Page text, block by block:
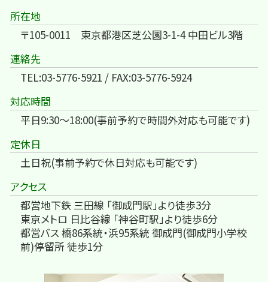
所在地
〒105-0011 東京都港区芝公園3-1-4 中田ビル3階
連絡先
TEL:03-5776-5921 / FAX:03-5776-5924
対応時間
平日9:30～18:00(事前予約で時間外対応も可能です)
定休日
土日祝(事前予約で休日対応も可能です)
アクセス
都営地下鉄 三田線 「御成門駅」より徒歩3分
東京メトロ 日比谷線 「神谷町駅」より徒歩6分
都営バス 橋86系統・浜95系統 御成門(御成門小学校
前)停留所 徒歩1分